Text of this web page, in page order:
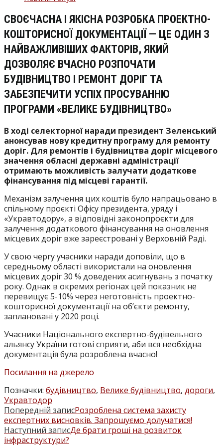
СВОЄЧАСНА І ЯКІСНА РОЗРОБКА ПРОЕКТНО-
КОШТОРИСНОЇ ДОКУМЕНТАЦІЇ — ЦЕ ОДИН З
НАЙВАЖЛИВІШИХ ФАКТОРІВ, ЯКИЙ
ДОЗВОЛЯЄ ВЧАСНО РОЗПОЧАТИ
БУДІВНИЦТВО І РЕМОНТ ДОРІГ ТА
ЗАБЕЗПЕЧИТИ УСПІХ ПРОСУВАННЮ
ПРОГРАМИ «ВЕЛИКЕ БУДІВНИЦТВО»
В ході селекторної наради президент Зеленський
анонсував нову кредитну програму для ремонту
доріг. Для ремонтів і будівництва доріг місцевого
значення обласні державні адміністрації
отримають можливість залучати додаткове
фінансування під місцеві гарантії.
Механізм залучення цих коштів було напрацьовано в
спільному проєкті Офісу президента, уряду і
«Укравтодору», а відповідні законопроєкти для
залучення додаткового фінансування на оновлення
місцевих доріг вже зареєстровані у Верховній Раді.
У свою чергу учасники наради доповіли, що в
середньому області використали на оновлення
місцевих доріг 30 % доведених асигнувань з початку
року. Однак в окремих регіонах цей показник не
перевищує 5-10% через неготовність проектно-
кошторисної документації на об’єкти ремонту,
заплановані у 2020 році.
Учасники Національного експертно-будівельного
альянсу України готові сприяти, аби вся необхідна
документація була розроблена вчасно!
Посилання на джерело
Позначки: будівництво, Велике будівництво, дороги,
Укравтодор
ПРОЧИТАТИ
БІЛЬШЕ
СТАТЕЙ
Попередній записРозроблена система захисту
експертних висновків. Запрошуємо долучатися!
Наступний записДе брати гроші на розвиток
інфраструктури?